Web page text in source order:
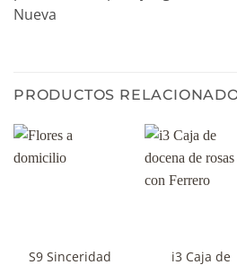
Nueva
PRODUCTOS
S9 Sinceridad
i3 Caja de